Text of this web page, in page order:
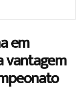
em
vantagem